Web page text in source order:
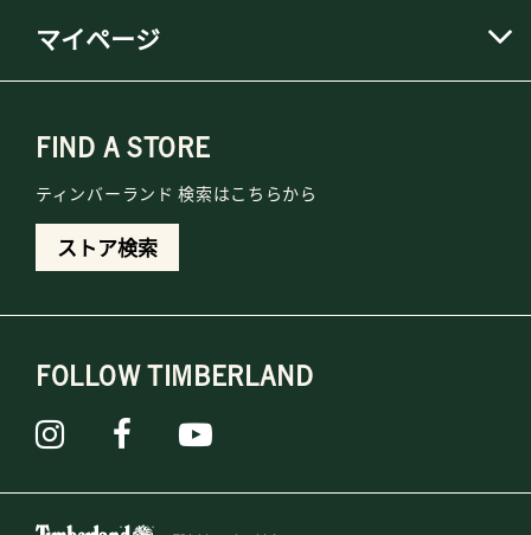
マイページ
FIND A STORE
ティンバーランド 検索はこちらから
ストア検索
FOLLOW TIMBERLAND